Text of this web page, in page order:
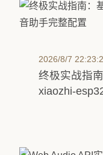
2026/8/7
终极实战指
xiaozhi-